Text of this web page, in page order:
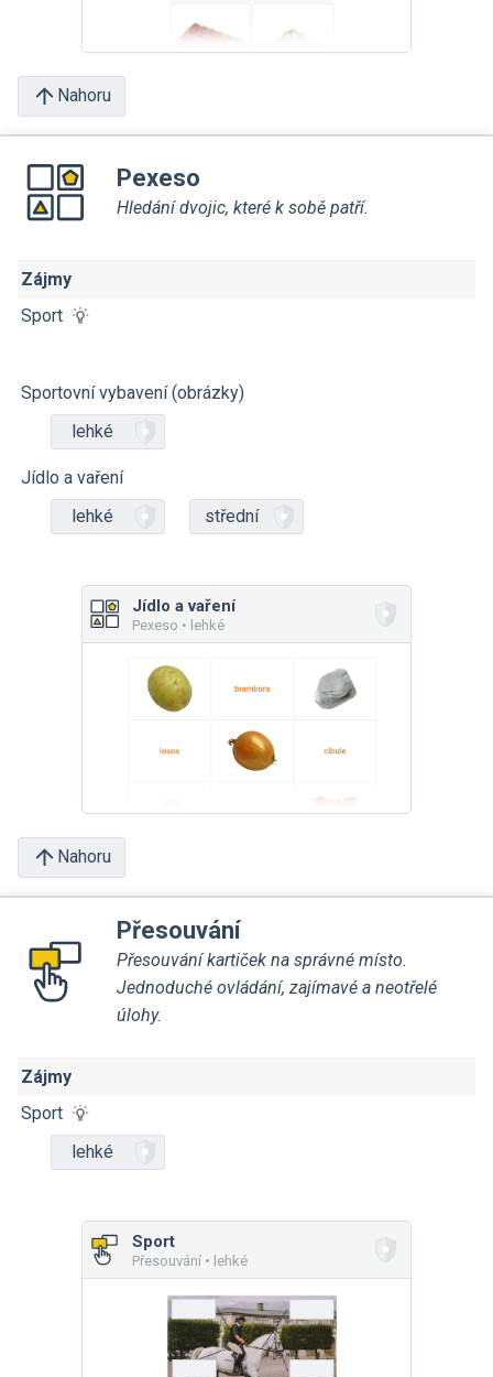
Nahoru
Pexeso
Hledání dvojic, které k sobě patří.
Zájmy
Sport
Sportovní vybavení (obrázky)
lehké
Jídlo a vaření
lehké
střední
Jídlo a vaření
Pexeso • lehké
Nahoru
Přesouvání
Přesouvání kartiček na správné místo.
Jednoduché ovládání, zajímavé a neotřelé
úlohy.
Zájmy
Sport
lehké
Sport
Přesouvání • lehké